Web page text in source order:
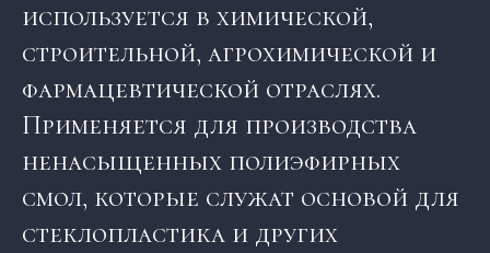
используется в химической,
строительной, агрохимической и
фармацевтической отраслях.
Применяется для производства
ненасыщенных полиэфирных
смол, которые служат основой для
стеклопластика и других